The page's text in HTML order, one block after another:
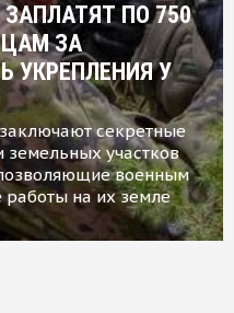
ПО 750
ЗА
УКРЕПЛЕНИЯ У
секретные
земельных участков
военным
на их земле